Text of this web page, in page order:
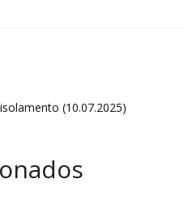
(10.07.2025)